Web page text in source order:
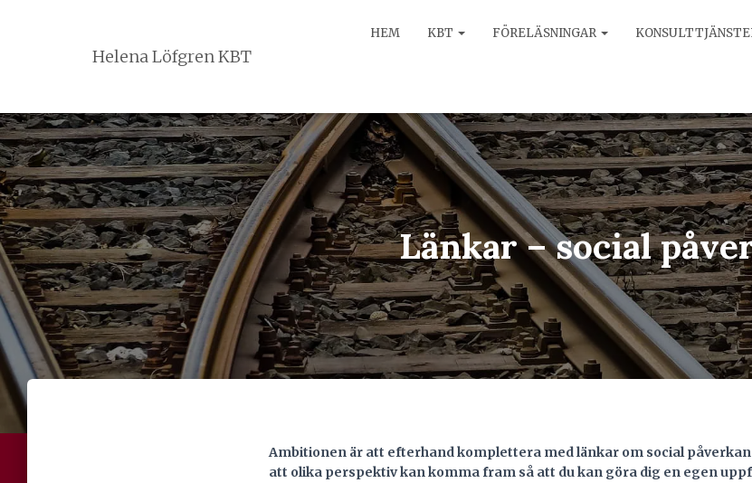
Helena Löfgren KBT
HEM KBT FÖRELÄSNINGAR
Länkar – social
Ambitionen är att efterhand komplettera med länkar om social
att olika perspektiv kan komma fram så att du kan göra dig en egen